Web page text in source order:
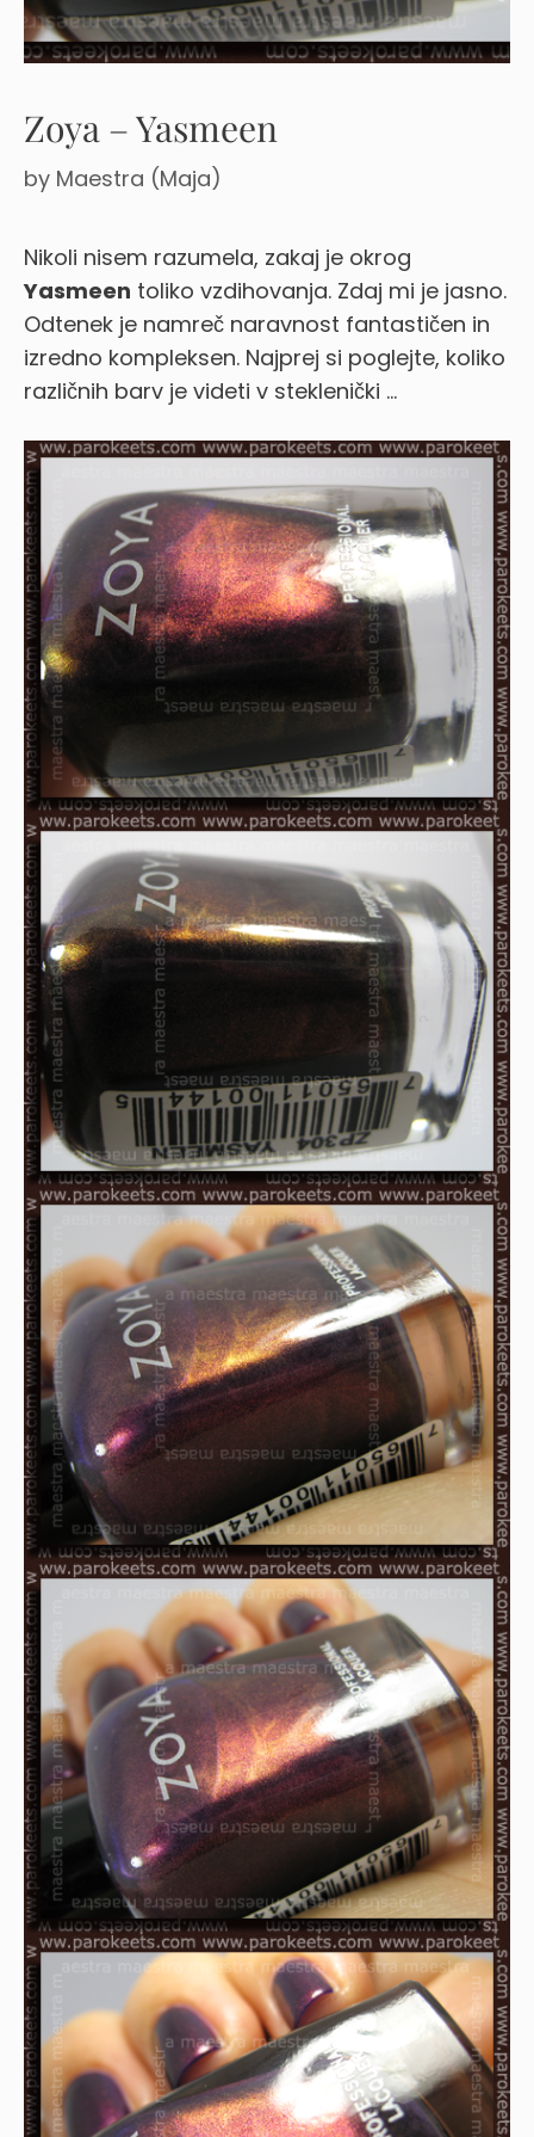
Zoya – Yasmeen
by Maestra (Maja)
Nikoli nisem razumela, zakaj je okrog
Yasmeen toliko vzdihovanja. Zdaj mi je jasno.
Odtenek je namreč naravnost fantastičen in
izredno kompleksen. Najprej si poglejte, koliko
različnih barv je videti v steklenički …